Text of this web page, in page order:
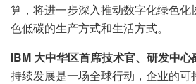
算，将进一步深入推动数字化绿色
色低碳的生产方式和生活方式。
IBM 大中华区首席技术官、研发中心
持续发展是一场全球行动，企业的可